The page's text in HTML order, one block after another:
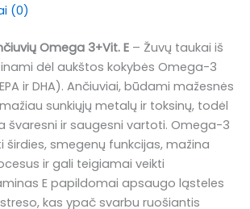
(0)
Omega 3+Vit. E – Žuvų taukai iš
dėl aukštos kokybės Omega-3
ir DHA). Ančiuviai, būdami mažesnės
sunkiųjų metalų ir toksinų, todėl
švaresni ir saugesni vartoti. Omega-3
smegenų funkcijas, mažina
ir gali teigiamai veikti
E papildomai apsaugo ląsteles
kas ypač svarbu ruošiantis